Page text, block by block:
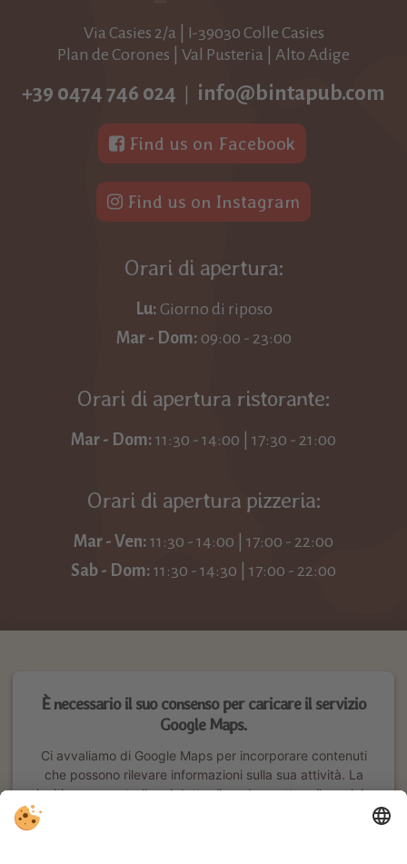
Via Casies 2/a | I-39030 Colle Casies
Plan de Corones | Val Pusteria | Alto Adige
+39 0474 746 024 info@bintapub.com
Find us on Facebook
Find us on Instagram
Orari di apertura:
Lu: Giorno di riposo
Mar - Dom: 09:00 - 23:00
Orari di apertura ristorante:
Mar - Dom: 11:30 - 14:00 | 17:30 - 21:00
Orari di apertura pizzeria:
Mar - Ven: 11:30 - 14:00 | 17:00 - 22:00
Sab - Dom: 11:30 - 14:30 | 17:00 - 22:00
È necessario il suo consenso per caricare il servizio
Google Maps.
Ci avvaliamo di Google Maps per incorporare contenuti
che possono rilevare informazioni sulla sua attività. La
invitiamo a controllare i dettagli e ad accettare il servizio